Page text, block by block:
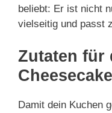
beliebt: Er ist nicht
vielseitig und passt
Zutaten für
Cheesecake
Damit dein Kuchen